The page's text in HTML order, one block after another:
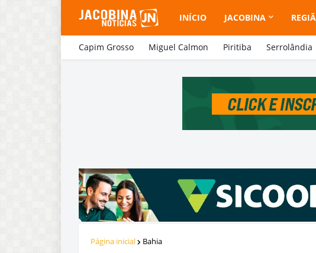
INÍCIO JACOBINA
Capim Grosso Miguel Calmon Piritiba Serrolândia
Página inicial Bahia